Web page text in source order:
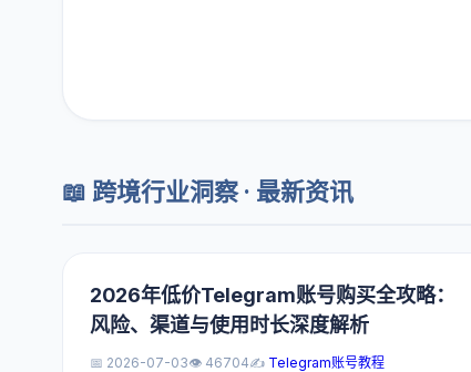
📖 跨境行业洞察 · 最新资讯
2026年低价Telegram账号购买全攻略：
风险、渠道与使用时长深度解析
📅 2026-07-03👁️ 46704✍️ Telegram账号教程